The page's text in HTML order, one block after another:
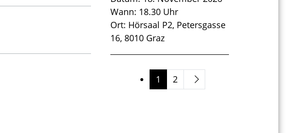
Wann: 18.30 Uhr
Ort: Hörsaal P2, Petersgasse
16, 8010 Graz
1 2